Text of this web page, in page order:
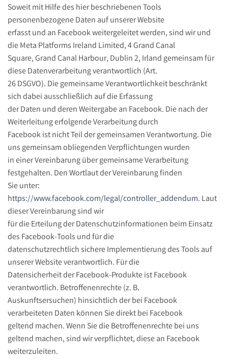
Soweit mit Hilfe des hier beschriebenen Tools
personenbezogene Daten auf unserer Website
erfasst und an Facebook weitergeleitet werden, sind wir und
die Meta Platforms Ireland Limited, 4 Grand Canal
Square, Grand Canal Harbour, Dublin 2, Irland gemeinsam für
diese Datenverarbeitung verantwortlich (Art.
26 DSGVO). Die gemeinsame Verantwortlichkeit beschränkt
sich dabei ausschließlich auf die Erfassung
der Daten und deren Weitergabe an Facebook. Die nach der
Weiterleitung erfolgende Verarbeitung durch
Facebook ist nicht Teil der gemeinsamen Verantwortung. Die
uns gemeinsam obliegenden Verpflichtungen wurden
in einer Vereinbarung über gemeinsame Verarbeitung
festgehalten. Den Wortlaut der Vereinbarung finden
Sie unter:
https://www.facebook.com/legal/controller_addendum. Laut
dieser Vereinbarung sind wir
für die Erteilung der Datenschutzinformationen beim Einsatz
des Facebook-Tools und für die
datenschutzrechtlich sichere Implementierung des Tools auf
unserer Website verantwortlich. Für die
Datensicherheit der Facebook-Produkte ist Facebook
verantwortlich. Betroffenenrechte (z. B.
Auskunftsersuchen) hinsichtlich der bei Facebook
verarbeiteten Daten können Sie direkt bei Facebook
geltend machen. Wenn Sie die Betroffenenrechte bei uns
geltend machen, sind wir verpflichtet, diese an Facebook
weiterzuleiten.